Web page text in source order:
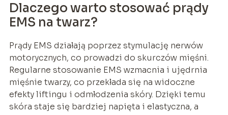
Dlaczego warto stosować prądy
EMS na twarz?
Prądy EMS działają poprzez stymulację nerwów
motorycznych, co prowadzi do skurczów mięśni.
Regularne stosowanie EMS wzmacnia i ujędrnia
mięśnie twarzy, co przekłada się na widoczne
efekty liftingu i odmłodzenia skóry. Dzięki temu
skóra staje się bardziej napięta i elastyczna, a